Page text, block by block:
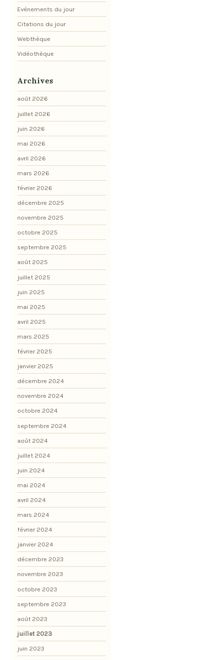
Evénements du jour
Citations du jour
Webthèque
Vidéothèque
Archives
août 2026
juillet 2026
juin 2026
mai 2026
avril 2026
mars 2026
février 2026
décembre 2025
novembre 2025
octobre 2025
septembre 2025
août 2025
juillet 2025
juin 2025
mai 2025
avril 2025
mars 2025
février 2025
janvier 2025
décembre 2024
novembre 2024
octobre 2024
septembre 2024
août 2024
juillet 2024
juin 2024
mai 2024
avril 2024
mars 2024
février 2024
janvier 2024
décembre 2023
novembre 2023
octobre 2023
septembre 2023
août 2023
juillet 2023
juin 2023